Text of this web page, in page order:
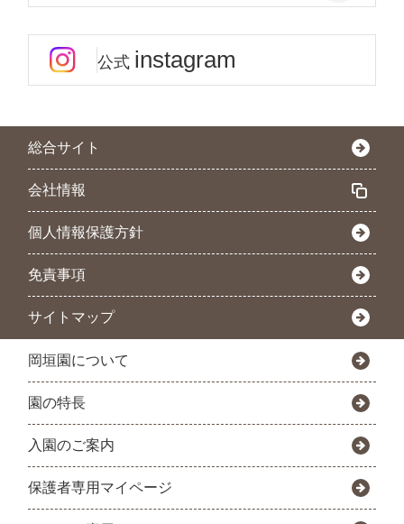
公式 instagram
総合サイト
会社情報
個人情報保護方針
免責事項
サイトマップ
岡垣園について
園の特長
入園のご案内
保護者専用マイページ